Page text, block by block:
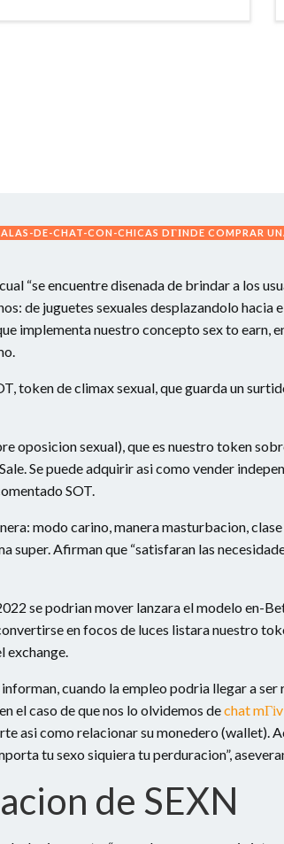
DE-CHAT-CON-CHICAS DГІNDE COMPRAR
“se encuentre disenada de brindar a los
de juguetes sexuales desplazandolo hacia
implementa nuestro concepto sex to earn,
token de climax sexual, que guarda un
oposicion sexual), que es nuestro token
Se puede adquirir asi­ como vender
SOT.
modo carino, manera masturbacion,
super. Afirman que “satisfaran las
se podri­an mover lanzara el modelo en-
en focos de luces listara nuestro
exchange.
cuando la empleo podri­a llegar a
el caso de que nos lo olvidemos dechat
asi­ como relacionar su monedero (wallet).
tu sexo siquiera tu perduracion”,
de SEXN